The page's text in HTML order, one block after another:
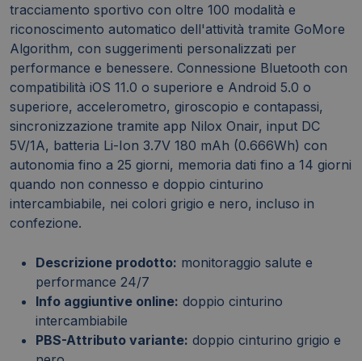
tracciamento sportivo con oltre 100 modalità e
riconoscimento automatico dell'attività tramite GoMore
Algorithm, con suggerimenti personalizzati per
performance e benessere. Connessione Bluetooth con
compatibilità iOS 11.0 o superiore e Android 5.0 o
superiore, accelerometro, giroscopio e contapassi,
sincronizzazione tramite app Nilox Onair, input DC
5V/1A, batteria Li-Ion 3.7V 180 mAh (0.666Wh) con
autonomia fino a 25 giorni, memoria dati fino a 14 giorni
quando non connesso e doppio cinturino
intercambiabile, nei colori grigio e nero, incluso in
confezione.
Descrizione prodotto: monitoraggio salute e
performance 24/7
Info aggiuntive online: doppio cinturino
intercambiabile
PBS-Attributo variante: doppio cinturino grigio e